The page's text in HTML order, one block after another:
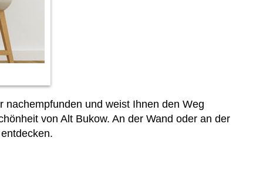
und weist Ihnen den Weg
von Alt Bukow. An der Wand oder an der